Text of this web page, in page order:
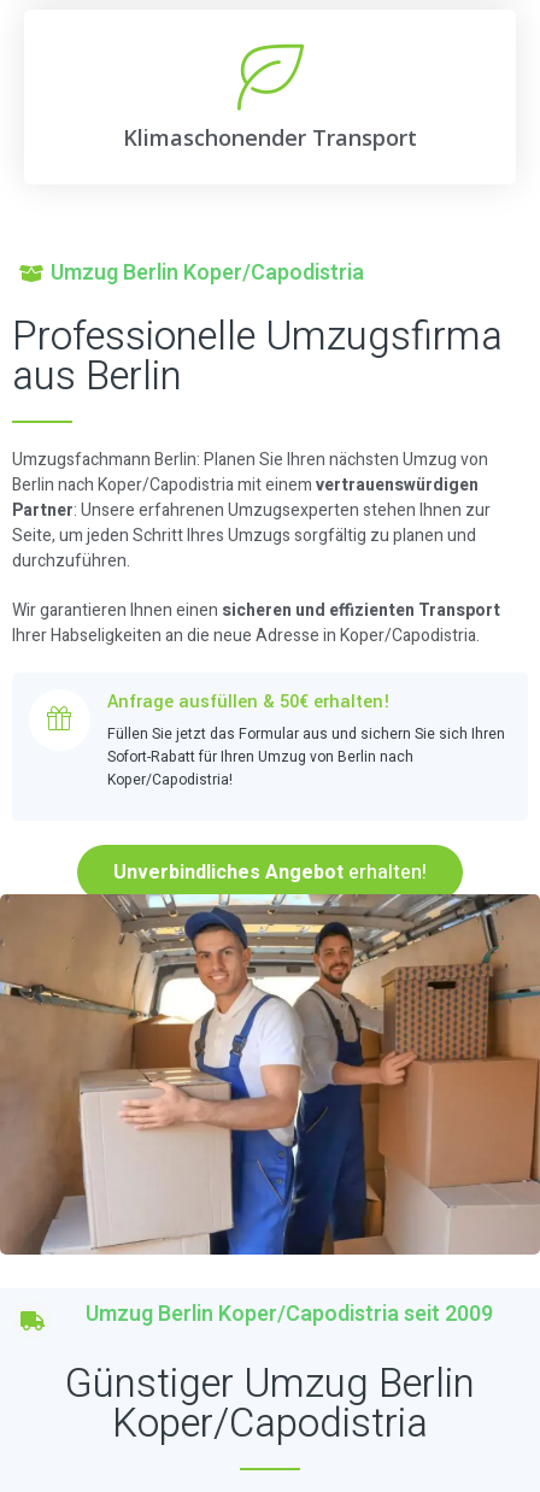
Klimaschonender Transport
Umzug Berlin Koper/Capodistria
Professionelle Umzugsfirma
aus Berlin
Umzugsfachmann Berlin: Planen Sie Ihren nächsten Umzug von
Berlin nach Koper/Capodistria mit einemvertrauenswürdigen
Partner: Unsere erfahrenen Umzugsexperten stehen Ihnen zur
Seite, um jeden Schritt Ihres Umzugs sorgfältig zu planen und
durchzuführen.
Wir garantieren Ihnen einen sicheren und effizienten Transport
Ihrer Habseligkeiten an die neue Adresse in Koper/Capodistria.
Anfrage ausfüllen & 50€ erhalten!
Füllen Sie jetzt das Formular aus und sichern Sie sich Ihren
Sofort-Rabatt für Ihren Umzug von Berlin nach
Koper/Capodistria!
Unverbindliches Angebot erhalten!
Umzug Berlin Koper/Capodistria seit 2009
Günstiger Umzug Berlin
Koper/Capodistria